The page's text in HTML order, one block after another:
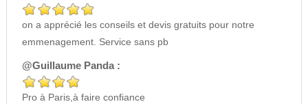
on a apprécié les conseils et devis gratuits pour notre
emmenagement. Service sans pb
@Guillaume Panda :
Pro à Paris,à faire confiance